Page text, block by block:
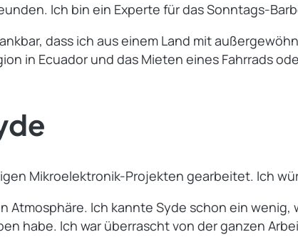
Ich bin ein Experte für das Sonntags-
dass ich aus einem Land mit
in Ecuador und das Mieten eines Fahrrads
Mikroelektronik-Projekten gearbeitet. Ich
Atmosphäre. Ich kannte Syde schon ein
habe. Ich war überrascht von der ganzen